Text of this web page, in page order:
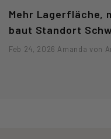
Mehr Lagerfläche,
baut Standort
Feb 24, 2026 Amanda von